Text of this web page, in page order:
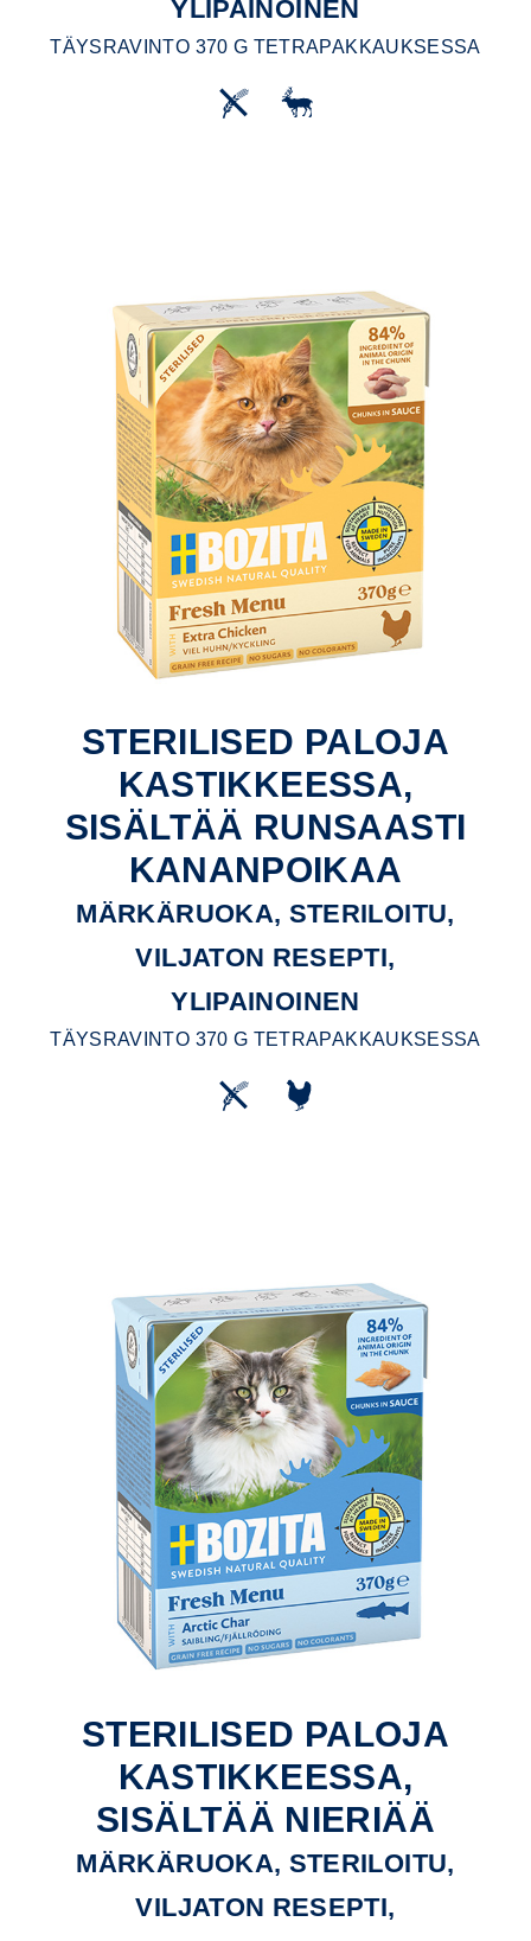
YLIPAINOINEN
TÄYSRAVINTO 370 G TETRAPAKKAUKSESSA
STERILISED PALOJA
KASTIKKEESSA,
SISÄLTÄÄ RUNSAASTI
KANANPOIKAA
MÄRKÄRUOKA, STERILOITU,
VILJATON RESEPTI,
YLIPAINOINEN
TÄYSRAVINTO 370 G TETRAPAKKAUKSESSA
STERILISED PALOJA
KASTIKKEESSA,
SISÄLTÄÄ NIERIÄÄ
MÄRKÄRUOKA, STERILOITU,
VILJATON RESEPTI,